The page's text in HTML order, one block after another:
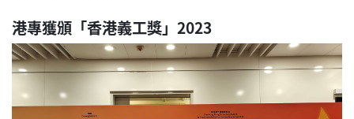
港專獲頒「香港義工獎」2023